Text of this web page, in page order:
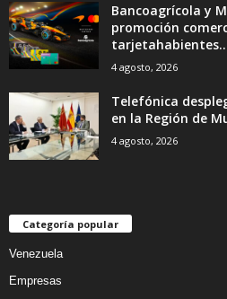
Bancoagrícola y
promoción
4 agosto, 2026
Telefónica
en la Región de
4 agosto, 2026
Categoría popular
Venezuela
Empresas